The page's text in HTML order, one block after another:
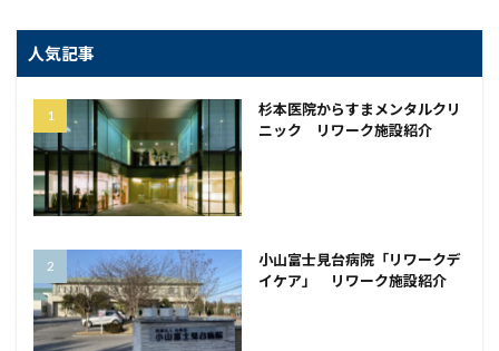
人気記事
杉本医院からすまメンタルクリ
ニック リワーク施設紹介
小山富士見台病院「リワークデ
イケア」 リワーク施設紹介